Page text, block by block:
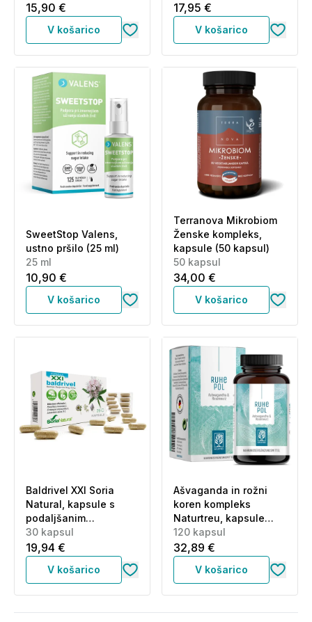
15,90 €
V košarico
17,95 €
V košarico
SweetStop Valens,
ustno pršilo (25 ml)
25 ml
10,90 €
V košarico
Terranova Mikrobiom
Ženske kompleks,
kapsule (50 kapsul)
50 kapsul
34,00 €
V košarico
Baldrivel XXI Soria
Natural, kapsule s
podaljšanim
sproščanjem (30
kapsul)
30 kapsul
19,94 €
V košarico
Ašvaganda in rožni
koren kompleks
Naturtreu, kapsule
(120 kapsul)
120 kapsul
32,89 €
V košarico